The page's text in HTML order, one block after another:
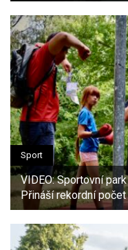
Sport
VIDEO: Sportovní
Přináší rekordní